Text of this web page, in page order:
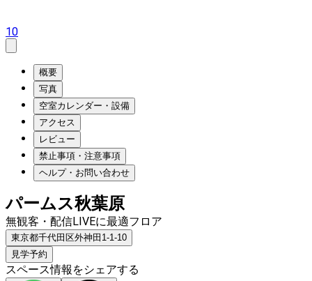
10
概要
写真
空室カレンダー・設備
アクセス
レビュー
禁止事項・注意事項
ヘルプ・お問い合わせ
パームス秋葉原
無観客・配信LIVEに最適フロア
東京都千代田区外神田1-1-10
見学予約
スペース情報をシェアする